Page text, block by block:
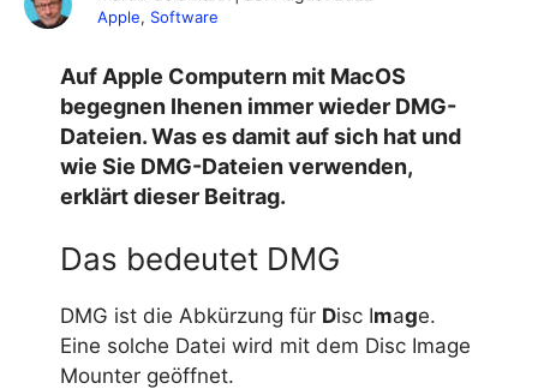
Apple, Software
Auf Apple Computern mit MacOS
begegnen Ihenen immer wieder DMG-
Dateien. Was es damit auf sich hat und
wie Sie DMG-Dateien verwenden,
erklärt dieser Beitrag.
Das bedeutet DMG
DMG ist die Abkürzung für Disc Image.
Eine solche Datei wird mit dem Disc Image
Mounter geöffnet.